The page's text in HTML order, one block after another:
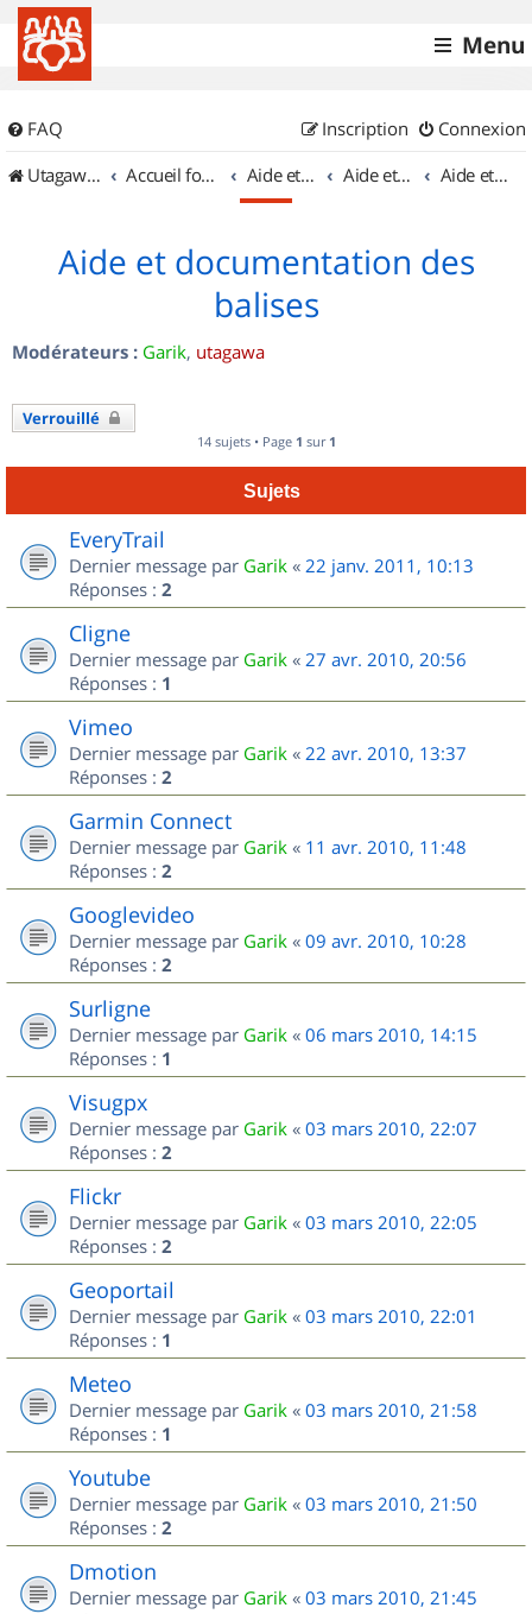
Menu
FAQ Connexion
Inscription
UtagawaVTT (Randos VTT et VTTAE avec traces GPS)
Accueil forum Aide et documentation Aide et documentation Aide et documentation des balises
Aide et documentation des
balises
Modérateurs : Garik, utagawa
Verrouillé
14 sujets • Page 1 sur 1
Sujets
EveryTrail
Dernier message par Garik « 22 janv. 2011, 10:13
Réponses : 2
Cligne
Dernier message par Garik « 27 avr. 2010, 20:56
Réponses : 1
Vimeo
Dernier message par Garik « 22 avr. 2010, 13:37
Réponses : 2
Garmin Connect
Dernier message par Garik « 11 avr. 2010, 11:48
Réponses : 2
Googlevideo
Dernier message par Garik « 09 avr. 2010, 10:28
Réponses : 2
Surligne
Dernier message par Garik « 06 mars 2010, 14:15
Réponses : 1
Visugpx
Dernier message par Garik « 03 mars 2010, 22:07
Réponses : 2
Flickr
Dernier message par Garik « 03 mars 2010, 22:05
Réponses : 2
Geoportail
Dernier message par Garik « 03 mars 2010, 22:01
Réponses : 1
Meteo
Dernier message par Garik « 03 mars 2010, 21:58
Réponses : 1
Youtube
Dernier message par Garik « 03 mars 2010, 21:50
Réponses : 2
Dmotion
Dernier message par Garik « 03 mars 2010, 21:45